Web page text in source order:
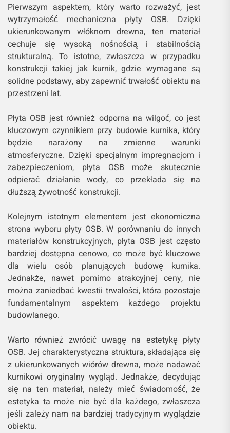
Pierwszym aspektem, który warto rozważyć, jest
wytrzymałość mechaniczna płyty OSB. Dzięki
ukierunkowanym włóknom drewna, ten materiał
cechuje się wysoką nośnością i stabilnością
strukturalną. To istotne, zwłaszcza w przypadku
konstrukcji takiej jak kurnik, gdzie wymagane są
solidne podstawy, aby zapewnić trwałość obiektu na
przestrzeni lat.
Płyta OSB jest również odporna na wilgoć, co jest
kluczowym czynnikiem przy budowie kurnika, który
będzie narażony na zmienne warunki
atmosferyczne. Dzięki specjalnym impregnacjom i
zabezpieczeniom, płyta OSB może skutecznie
odpierać działanie wody, co przekłada się na
dłuższą żywotność konstrukcji.
Kolejnym istotnym elementem jest ekonomiczna
strona wyboru płyty OSB. W porównaniu do innych
materiałów konstrukcyjnych, płyta OSB jest często
bardziej dostępna cenowo, co może być kluczowe
dla wielu osób planujących budowę kurnika.
Jednakże, nawet pomimo atrakcyjnej ceny, nie
można zaniedbać kwestii trwałości, która pozostaje
fundamentalnym aspektem każdego projektu
budowlanego.
Warto również zwrócić uwagę na estetykę płyty
OSB. Jej charakterystyczna struktura, składająca się
z ukierunkowanych wiórów drewna, może nadawać
kurnikowi oryginalny wygląd. Jednakże, decydując
się na ten materiał, należy mieć świadomość, że
estetyka ta może nie być dla każdego, zwłaszcza
jeśli zależy nam na bardziej tradycyjnym wyglądzie
obiektu.